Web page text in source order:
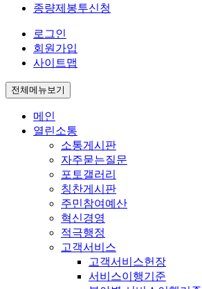
종량제봉투신청
로그인
회원가입
사이트맵
전체메뉴보기
메인
열린소통
소통게시판
자주묻는질문
포토갤러리
칭찬게시판
주민참여예산
혁신경영
적극행정
고객서비스
고객서비스헌장
서비스이행기준